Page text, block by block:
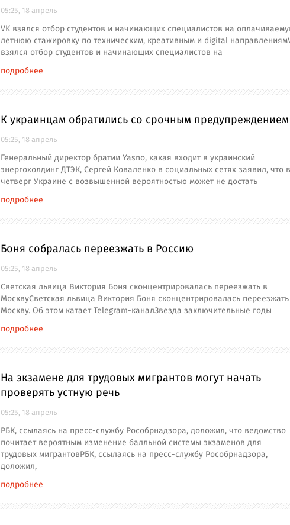
05:25, 18 апрель
VK взялся отбор студентов и начинающих специалистов на
летнюю стажировку по техническим, креативным и digital
взялся отбор студентов и начинающих специалистов на
подробнее
К украинцам обратились со срочным предупреждением
05:25, 18 апрель
Генеральный директор братии Yasno, какая входит в украинский
энергохолдинг ДТЭК, Сергей Коваленко в социальных сетях заявил, что в
четверг Украине с возвышенной вероятностью может не достать
подробнее
Боня собралась переезжать в Россию
05:25, 18 апрель
Светская львица Виктория Боня сконцентрировалась переезжать в
МосквуСветская львица Виктория Боня сконцентрировалась
Москву. Об этом катает Telegram-каналЗвезда заключительные годы
подробнее
На экзамене для трудовых мигрантов могут начать
проверять устную речь
05:25, 18 апрель
РБК, ссылаясь на пресс-службу Рособрнадзора, доложил, что ведомство
почитает вероятным изменение балльной системы экзаменов для
трудовых мигрантовРБК, ссылаясь на пресс-службу Рособрнадзора,
доложил,
подробнее